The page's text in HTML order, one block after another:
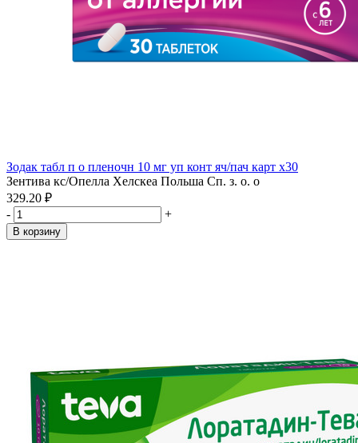
Зодак табл п о пленочн 10 мг уп конт яч/пач карт x30
Зентива кс/Опелла Хелскеа Польша Сп. з. о. о
329.20 ₽
-
+
В корзину